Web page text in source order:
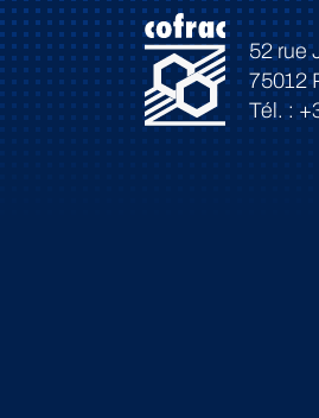
52 rue
75012
Tél. :